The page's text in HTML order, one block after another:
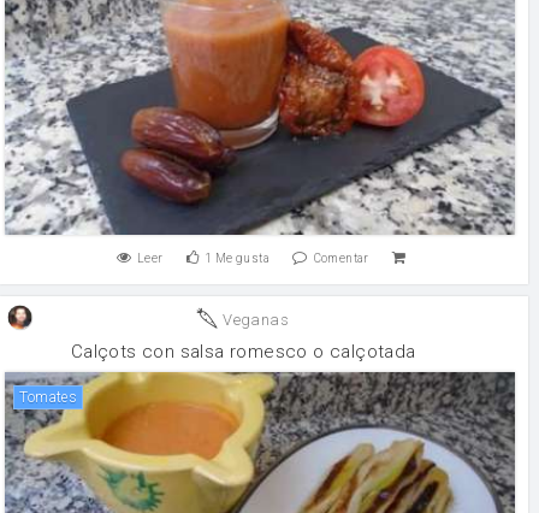
Leer 1 Me gusta Comentar
Veganas
Calçots con salsa romesco o calçotada
Tomates